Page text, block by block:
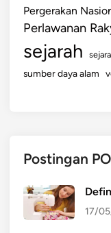
Pergerakan
Perlawanan
sejarah
sumber daya alam
Postingan
17/